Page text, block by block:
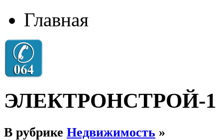
Главная
ЭЛЕКТРОНСТРОЙ-1
В рубрике Недвижимость »